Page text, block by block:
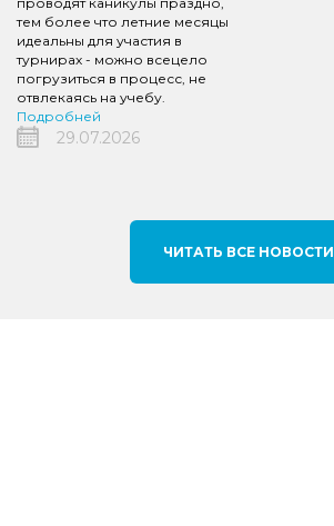
тем более что летние месяцы
идеальны для участия в
турнирах - можно всецело
погрузиться в процесс, не
отвлекаясь на учебу.
Подробней
29.07.2026
ЧИТАТЬ ВСЕ НОВОСТИ